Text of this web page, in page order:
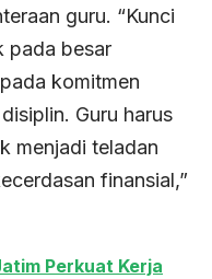
guru. “Kunci
pada besar
komitmen
Guru harus
menjadi teladan
finansial,”
Perkuat Kerja